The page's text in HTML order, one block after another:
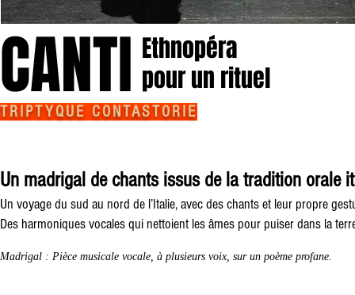
CANTI
TRIPTYQUE CONTASTORIE
Un madrigal de chants issus de la tradition orale
Un voyage du sud au nord de l’Italie, avec des chants et leur propre
Des harmoniques vocales qui nettoient les âmes pour puiser dans la
Madrigal : Pièce musicale vocale, à plusieurs voix, sur un poème profane.
Ethnopéra
pour un rituel